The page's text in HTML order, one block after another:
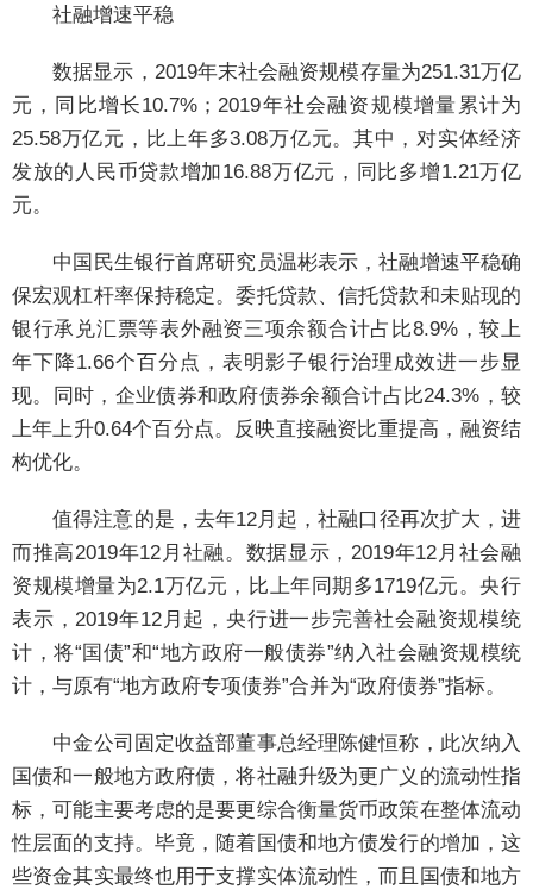
社融增速平稳
数据显示，2019年末社会融资规模存量为251.31万亿
元，同比增长10.7%；2019年社会融资规模增量累计为
25.58万亿元，比上年多3.08万亿元。其中，对实体经济
发放的人民币贷款增加16.88万亿元，同比多增1.21万亿
元。
中国民生银行首席研究员温彬表示，社融增速平稳确
保宏观杠杆率保持稳定。委托贷款、信托贷款和未贴现的
银行承兑汇票等表外融资三项余额合计占比8.9%，较上
年下降1.66个百分点，表明影子银行治理成效进一步显
现。同时，企业债券和政府债券余额合计占比24.3%，较
上年上升0.64个百分点。反映直接融资比重提高，融资结
构优化。
值得注意的是，去年12月起，社融口径再次扩大，进
而推高2019年12月社融。数据显示，2019年12月社会融
资规模增量为2.1万亿元，比上年同期多1719亿元。央行
表示，2019年12月起，央行进一步完善社会融资规模统
计，将“国债”和“地方政府一般债券”纳入社会融资规模统
计，与原有“地方政府专项债券”合并为“政府债券”指标。
中金公司固定收益部董事总经理陈健恒称，此次纳入
国债和一般地方政府债，将社融升级为更广义的流动性指
标，可能主要考虑的是要更综合衡量货币政策在整体流动
性层面的支持。毕竟，随着国债和地方债发行的增加，这
些资金其实最终也用于支撑实体流动性，而且国债和地方